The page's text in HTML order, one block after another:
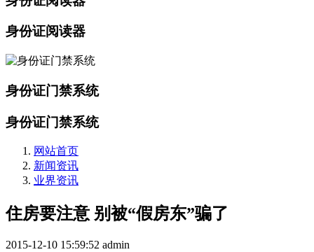
身份证阅读器
身份证门禁系统
身份证门禁系统
网站首页
新闻资讯
业界资讯
住房要注意 别被“假房东”骗了
2015-12-10 15:59:52 admin